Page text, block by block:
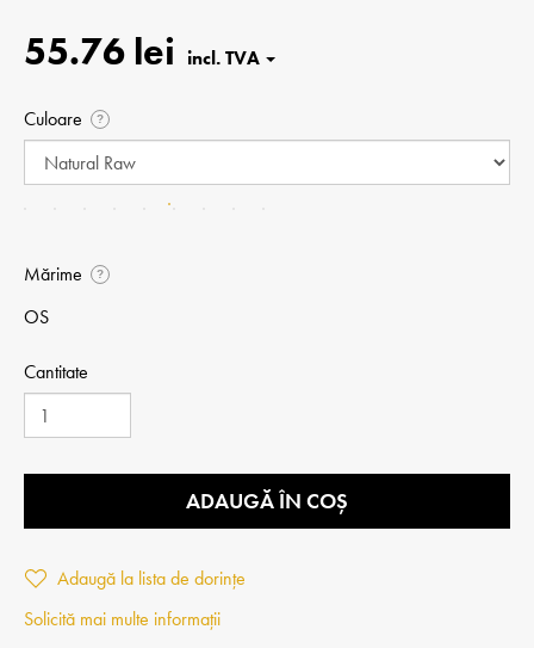
55.76 lei
Culoare ?
Mărime ?
OS
Cantitate
ADAUGĂ ÎN COȘ
Adaugă la lista de dorințe
Solicită mai multe informații